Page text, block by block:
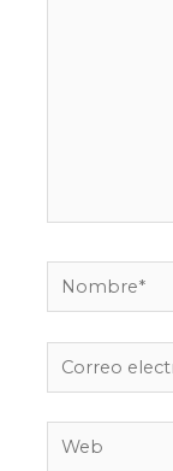
Nombre*
Correo
electrónico*
Web